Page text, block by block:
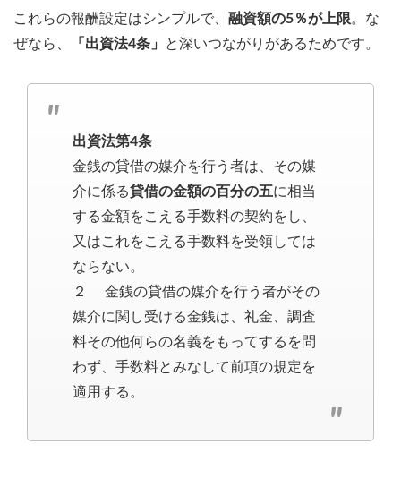
これらの報酬設定はシンプルで、 融資額の5％が上限。な
ぜなら、
「出資法4条」 と深いつながりがあるためです。
出資法第4条
金銭の貸借の媒介を行う者は、その媒
介に係る貸借の金額の百分の五に相当
する金額をこえる手数料の契約をし、
又はこれをこえる手数料を受領しては
ならない。
２ 金銭の貸借の媒介を行う者がその
媒介に関し受ける金銭は、礼金、調査
料その他何らの名義をもってするを問
わず、手数料とみなして前項の規定を
適用する。